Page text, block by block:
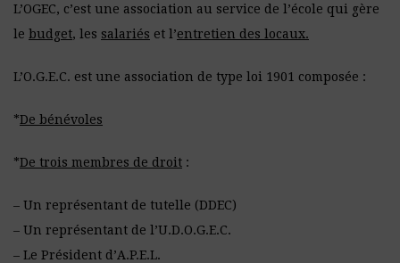
L’OGEC, c’est une association au service de l’école qui gère
le budget, les salariés et l’entretien des locaux.
L’O.G.E.C. est une association de type loi 1901 composée :
*De bénévoles
*De trois membres de droit :
– Un représentant de tutelle (DDEC)
– Un représentant de l’U.D.O.G.E.C.
– Le Président d’A.P.E.L.